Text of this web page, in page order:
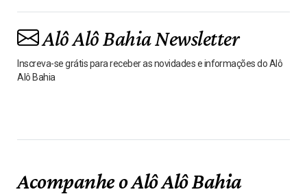
Alô Alô Bahia Newsletter
Inscreva-se grátis para receber as novidades e informações do Alô
Alô Bahia
Acompanhe o Alô Alô Bahia